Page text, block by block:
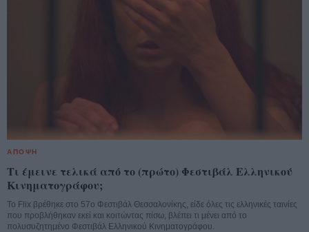
ΑΠΟΨΗ
Τι έμεινε τελικά από το (πρώτο) Φεστιβάλ Ελληνικού
Κινηματογράφου;
Το Flix βρέθηκε στο 57ο Φεστιβάλ Θεσσαλονίκης, είδε όλες τις ελληνικές ταινίες
που προβλήθηκαν εκεί και κοιτώντας πίσω, βλέπει τι μένει από το
πολυσυζητημένο Φεστιβάλ Ελληνικού Κινηματογράφου.